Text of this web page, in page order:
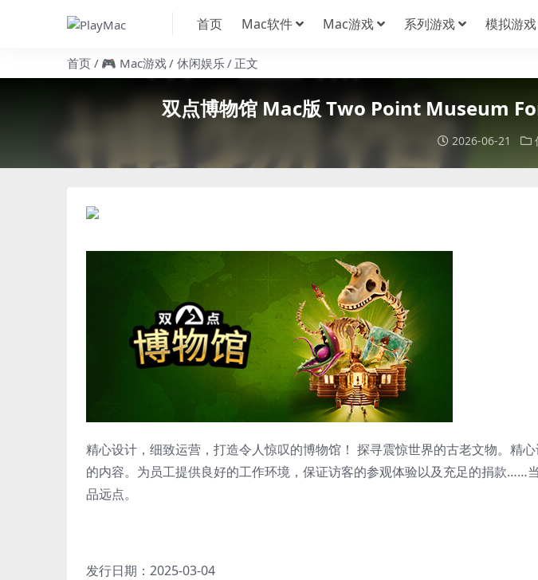
首页 Mac软件 Mac游戏 系列游戏 模拟游戏
首页 🎮 Mac游戏 休闲娱乐 正文
双点博物馆 Mac版 Two Point Museum
2026-06-21
精心设计，细致运营，打造令人惊叹的博物馆！ 探寻震惊世界的古老文物。精
的内容。为员工提供良好的工作环境，保证访客的参观体验以及充足的捐款……
品远点。
发行日期：2025-03-04